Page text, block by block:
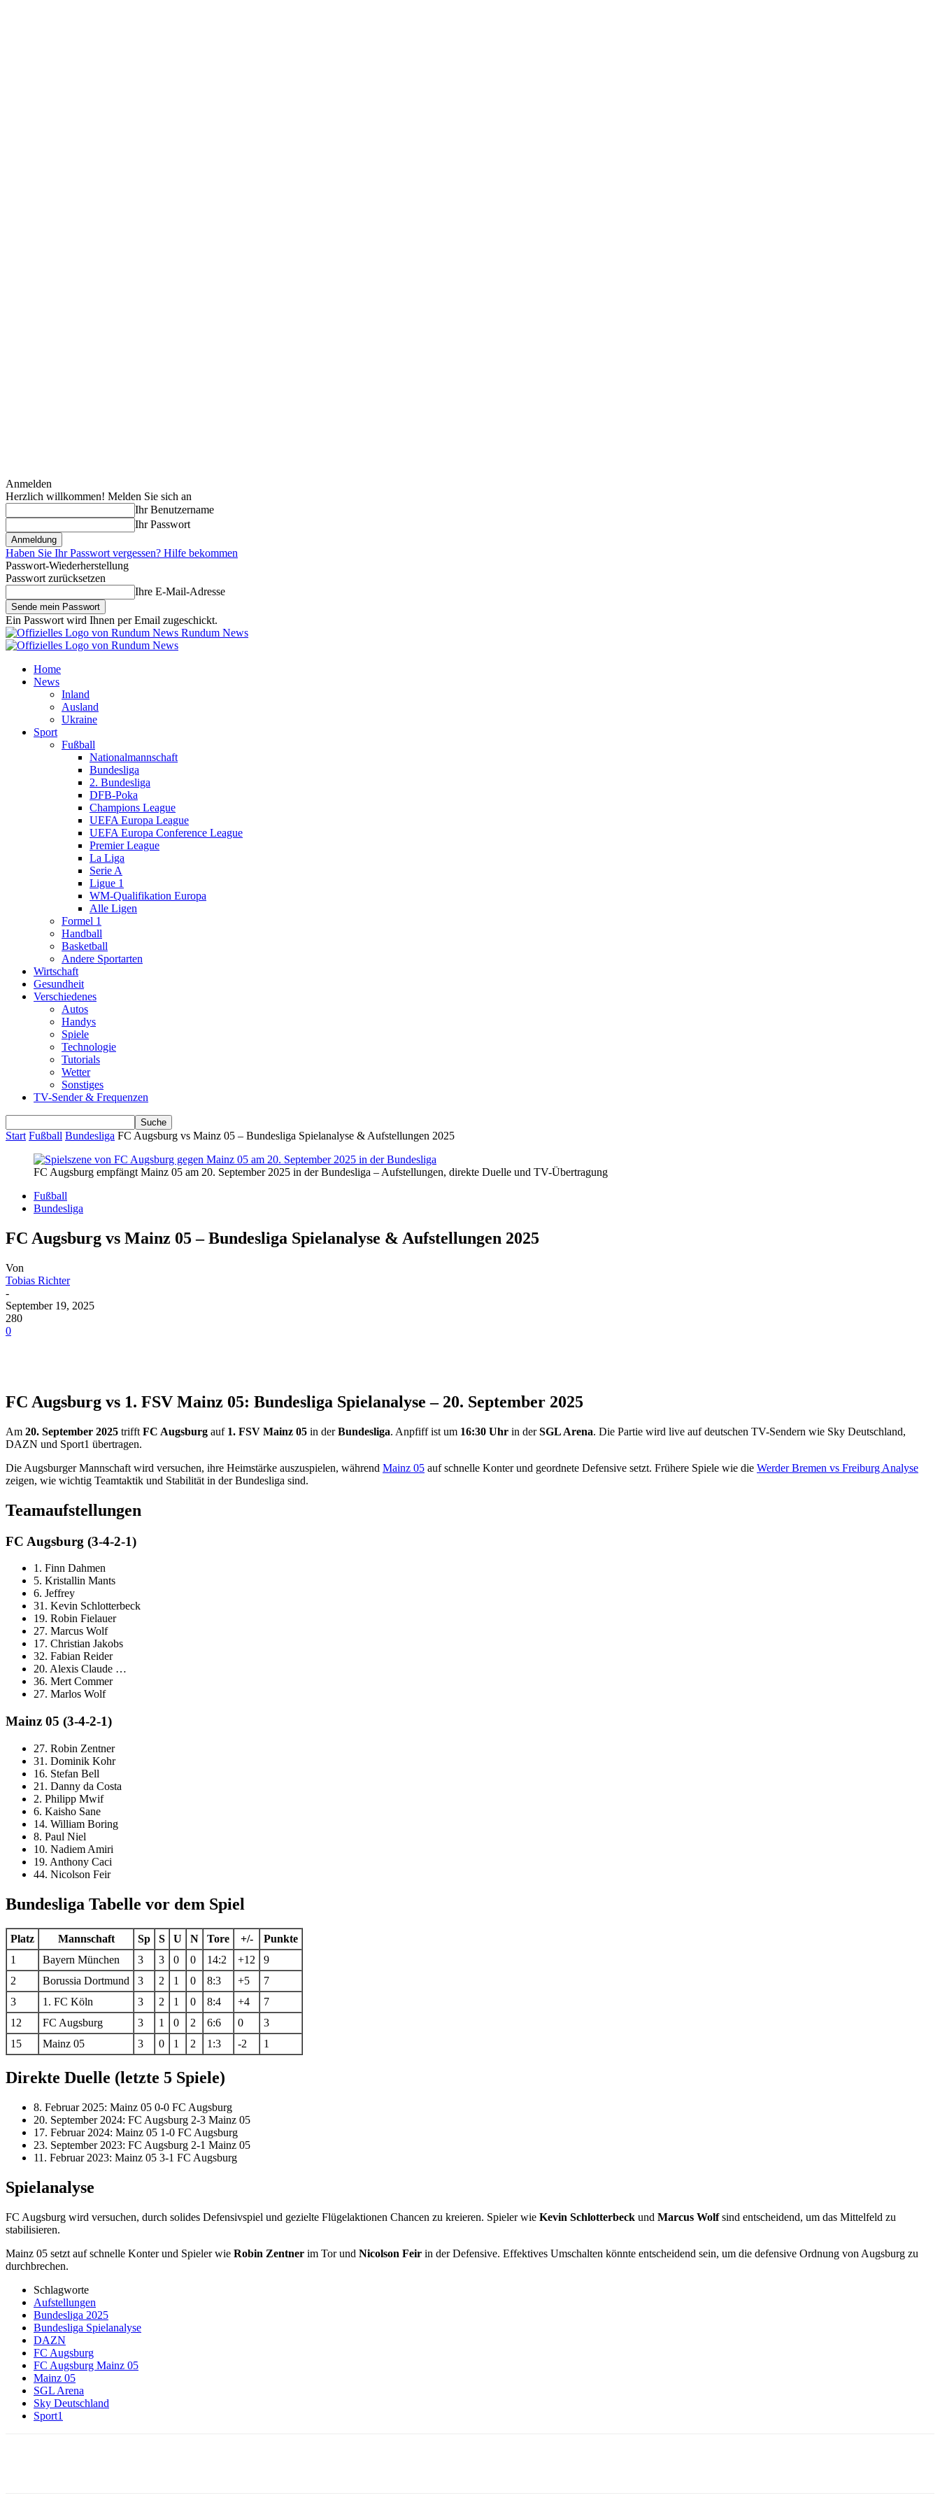
Anmelden
Herzlich willkommen! Melden Sie sich an
Ihr Benutzername
Ihr Passwort
Haben Sie Ihr Passwort vergessen? Hilfe bekommen
Passwort-Wiederherstellung
Passwort zurücksetzen
Ihre E-Mail-Adresse
Ein Passwort wird Ihnen per Email zugeschickt.
Rundum News
Home
News
Inland
Ausland
Ukraine
Sport
Fußball
Nationalmannschaft
Bundesliga
2. Bundesliga
DFB-Poka
Champions League
UEFA Europa League
UEFA Europa Conference League
Premier League
La Liga
Serie A
Ligue 1
WM-Qualifikation Europa
Alle Ligen
Formel 1
Handball
Basketball
Andere Sportarten
Wirtschaft
Gesundheit
Verschiedenes
Autos
Handys
Spiele
Technologie
Tutorials
Wetter
Sonstiges
TV-Sender & Frequenzen
Start Fußball Bundesliga FC Augsburg vs Mainz 05 – Bundesliga Spielanalyse & Aufstellungen 2025
FC Augsburg empfängt Mainz 05 am 20. September 2025 in der Bundesliga – Aufstellungen, direkte Duelle und TV-Übertragung
Fußball
Bundesliga
FC Augsburg vs Mainz 05 – Bundesliga Spielanalyse & Aufstellungen 2025
Von
Tobias Richter
-
September 19, 2025
280
0
FC Augsburg vs 1. FSV Mainz 05: Bundesliga Spielanalyse – 20. September 2025
Am 20. September 2025 trifft FC Augsburg auf 1. FSV Mainz 05 in derBundesliga. Anpfiff ist um 16:30 Uhr in derSGL Arena. Die Partie wird live auf deutschen TV-Sendern wie Sky Deutschland,
DAZN und Sport1 übertragen.
Die Augsburger Mannschaft wird versuchen, ihre Heimstärke auszuspielen, während Mainz 05 auf schnelle Konter und geordnete Defensive setzt. Frühere Spiele wie die Werder Bremen vs Freiburg Analyse
zeigen, wie wichtig Teamtaktik und Stabilität in der Bundesliga sind.
Teamaufstellungen
FC Augsburg (3-4-2-1)
1. Finn Dahmen
5. Kristallin Mants
6. Jeffrey
31. Kevin Schlotterbeck
19. Robin Fielauer
27. Marcus Wolf
17. Christian Jakobs
32. Fabian Reider
20. Alexis Claude …
36. Mert Commer
27. Marlos Wolf
Mainz 05 (3-4-2-1)
27. Robin Zentner
31. Dominik Kohr
16. Stefan Bell
21. Danny da Costa
2. Philipp Mwif
6. Kaisho Sane
14. William Boring
8. Paul Niel
10. Nadiem Amiri
19. Anthony Caci
44. Nicolson Feir
Bundesliga Tabelle vor dem Spiel
Platz Mannschaft Sp S U N Tore +/-
Punkte
1
Bayern München 3 3 0 0 14:2 +12
9
2
Borussia Dortmund 3 2 1 0 8:3 +5
7
3
1. FC Köln 3 2 1 0 8:4 +4
7
12
FC Augsburg 3 1 0 2 6:6 0
3
15
Mainz 05 3 0 1 2 1:3 -2 1
Direkte Duelle (letzte 5 Spiele)
8. Februar 2025: Mainz 05 0-0 FC Augsburg
20. September 2024: FC Augsburg 2-3 Mainz 05
17. Februar 2024: Mainz 05 1-0 FC Augsburg
23. September 2023: FC Augsburg 2-1 Mainz 05
11. Februar 2023: Mainz 05 3-1 FC Augsburg
Spielanalyse
FC Augsburg wird versuchen, durch solides Defensivspiel und gezielte Flügelaktionen Chancen zu kreieren. Spieler wie Kevin Schlotterbeck und Marcus Wolfsind entscheidend, um das Mittelfeld zu
stabilisieren.
Mainz 05 setzt auf schnelle Konter und Spieler wie Robin Zentner im Tor und Nicolson Feir in der Defensive. Effektives Umschalten könnte entscheidend sein, um die defensive Ordnung von Augsburg zu
durchbrechen.
Schlagworte
Aufstellungen
Bundesliga 2025
Bundesliga Spielanalyse
DAZN
FC Augsburg
FC Augsburg Mainz 05
Mainz 05
SGL Arena
Sky Deutschland
Sport1